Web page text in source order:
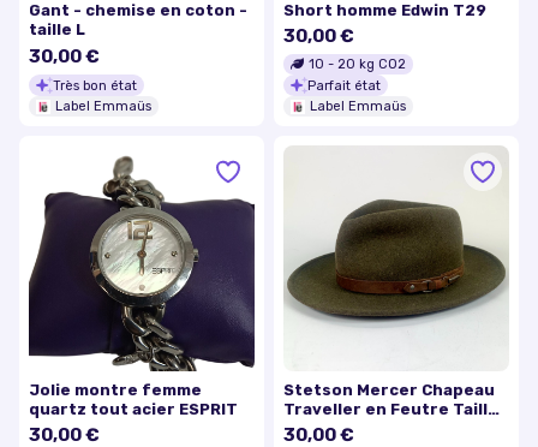
Gant - chemise en coton -
taille L
30,00 €
Très bon état
Label Emmaüs
Short homme Edwin T29
30,00 €
10 - 20 kg CO2
Parfait état
Label Emmaüs
Jolie montre femme
quartz tout acier ESPRIT
30,00 €
Stetson Mercer Chapeau
Traveller en Feutre Taille
M (57)
30,00 €